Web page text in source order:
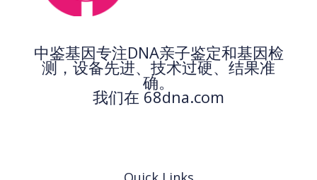
中鉴基因专注DNA亲子鉴定和基因检
测，设备先进、技术过硬、结果准
确。
我们在 68dna.com